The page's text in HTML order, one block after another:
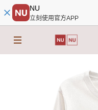
NU
立刻使用官方APP